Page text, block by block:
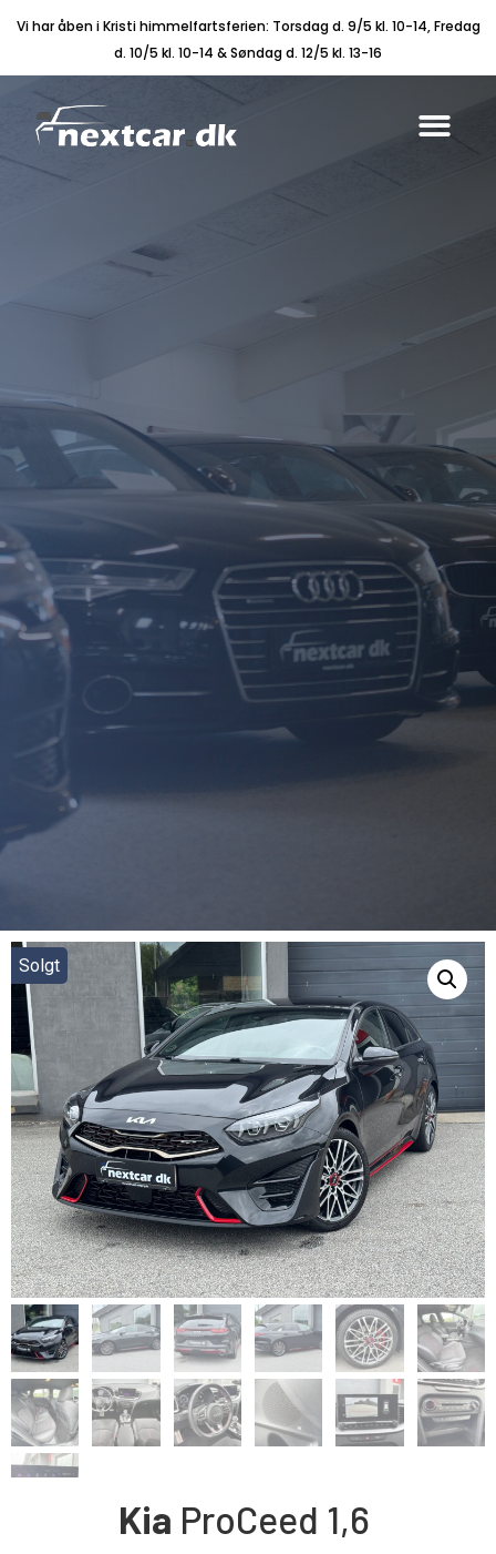
Vi har åben i Kristi himmelfartsferien: Torsdag d. 9/5 kl. 10-14, Fredag
d. 10/5 kl. 10-14 & Søndag d. 12/5 kl. 13-16
Solgt
Kia ProCeed 1,6